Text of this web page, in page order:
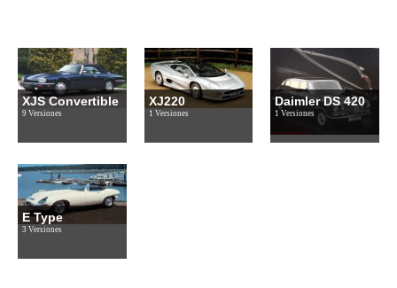
XJS Convertible
9 Versiones
XJ220
1 Versiones
Daimler DS 420
1 Versiones
E Type
3 Versiones